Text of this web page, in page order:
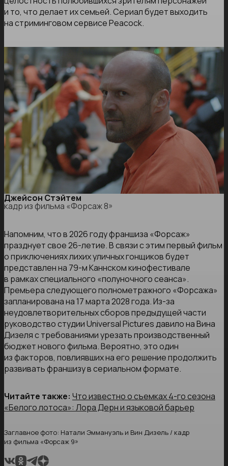
и то, что делает их семьей. Сериал будет выходить
на стриминговом сервисе Peacock.
Джейсон Стэйтем
кадр из фильма «Форсаж 8»
Напомним, что в 2026 году франшиза «Форсаж»
празднует свое 26-летие. В связи с этим первый фильм
о приключениях лихих уличных гонщиков будет
представлен на 79-м Каннском кинофестивале
в рамках специального «полуночного сеанса».
Премьера следующего полнометражного «Форсажа»
запланирована на 17 марта 2028 года. Из-за
неудовлетворительных сборов предыдущей части
руководство студии Universal Pictures давило на Вина
Дизеля с требованиями урезать производственный
бюджет нового фильма. Вероятно, это один
из факторов, повлиявших на его решение продолжить
развивать франшизу в сериальном формате.
Читайте также: Что известно о съемках 4-го сезона
«Белого лотоса»: Лора Дерн и языковой барьер
Заглавное фото: Натали Эммануэль и Вин Дизель / кадр
из фильма «Форсаж 9»